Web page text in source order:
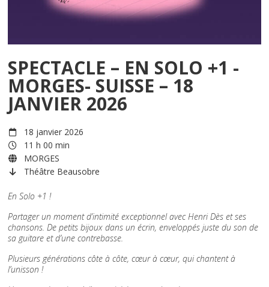
SPECTACLE – EN SOLO +1 -
MORGES- SUISSE – 18
JANVIER 2026
18 janvier 2026
11 h 00 min
MORGES
Théâtre Beausobre
En Solo +1 !
Partager un moment d’intimité exceptionnel avec Henri Dès et ses
chansons. De petits bijoux dans un écrin, enveloppés juste du son de
sa guitare et d’une contrebasse.
Plusieurs générations côte à côte, cœur à cœur, qui chantent à
l’unisson !